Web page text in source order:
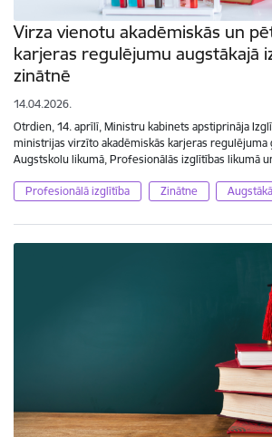
Virza vienotu akadēmiskās un
karjeras regulējumu augstākajā
zinātnē
14.04.2026.
Otrdien, 14. aprīlī, Ministru kabinets apstiprināja
ministrijas virzīto akadēmiskās karjeras regulējuma
Augstskolu likumā, Profesionālās izglītības likumā
Profesionālā izglītība Zinātne